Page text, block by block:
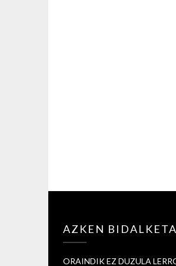
AZKEN
ORAINDIK EZ DUZULA